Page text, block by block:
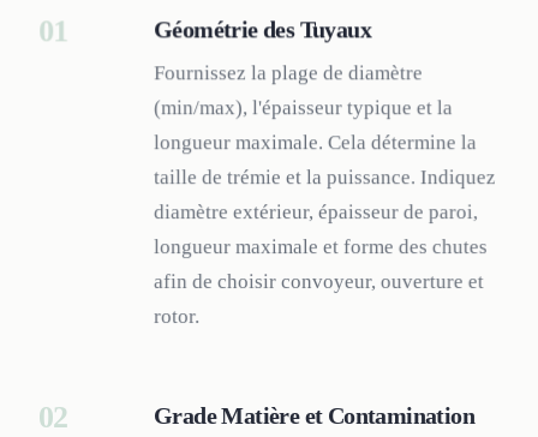
01 Géométrie des Tuyaux
Fournissez la plage de diamètre
(min/max), l'épaisseur typique et la
longueur maximale. Cela détermine la
taille de trémie et la puissance. Indiquez
diamètre extérieur, épaisseur de paroi,
longueur maximale et forme des chutes
afin de choisir convoyeur, ouverture et
rotor.
02 Grade Matière et Contamination